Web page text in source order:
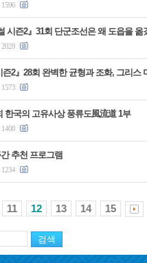
시즌2』31회 단군조선은 왜 도읍을 옮
즌2』28회 완벽한 균형과 조화, 그리스
한국의 고유사상 풍류도風流道 1부
추천 프로그램
11 12 13 14 15
3주(5.18~5.24) 주간 추천 프로